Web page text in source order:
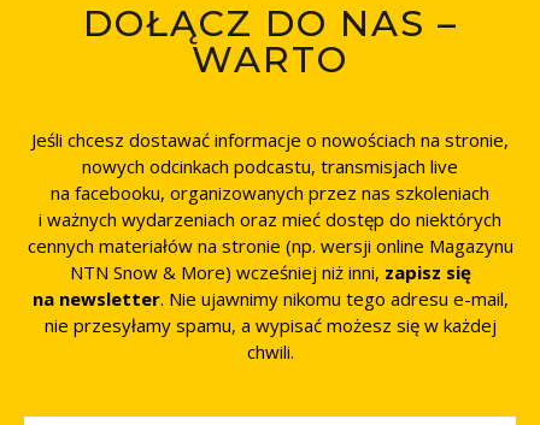
DOŁĄCZ DO NAS –
WARTO
Jeśli chcesz dostawać informacje o nowościach na stronie,
nowych odcinkach podcastu, transmisjach live
na facebooku, organizowanych przez nas szkoleniach
i ważnych wydarzeniach oraz mieć dostęp do niektórych
cennych materiałów na stronie (np. wersji online Magazynu
NTN Snow & More) wcześniej niż inni, zapisz się
na newsletter. Nie ujawnimy nikomu tego adresu e-mail,
nie przesyłamy spamu, a wypisać możesz się w każdej
chwili.